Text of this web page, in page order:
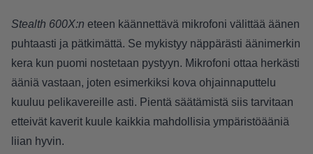
Stealth 600X:n eteen käännettävä mikrofoni välittää äänen
puhtaasti ja pätkimättä. Se mykistyy näppärästi äänimerkin
kera kun puomi nostetaan pystyyn. Mikrofoni ottaa herkästi
ääniä vastaan, joten esimerkiksi kova ohjainnaputtelu
kuuluu pelikavereille asti. Pientä säätämistä siis tarvitaan
etteivät kaverit kuule kaikkia mahdollisia ympäristöääniä
liian hyvin.